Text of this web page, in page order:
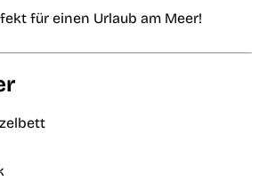
für einen Urlaub am Meer!